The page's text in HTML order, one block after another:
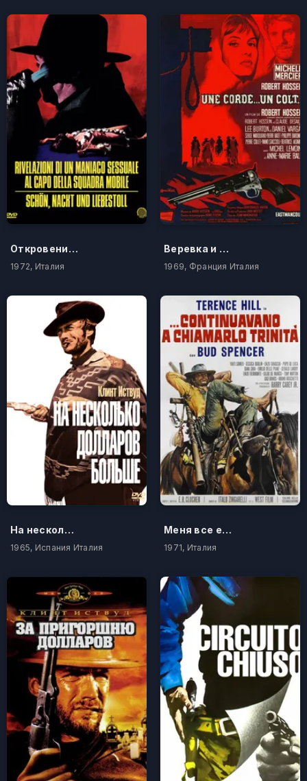
Откровения сексуального маньяка главе криминальной полиции
1972, Италия
Веревка и кольт
1969, Франция Италия
На несколько долларов больше
1965, Испания Италия
Меня все еще зовут Троица
1971, Италия